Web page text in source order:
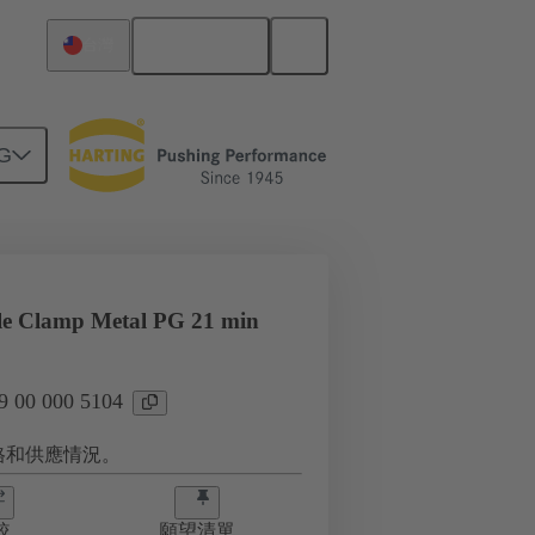
Clamp Metal PG 21 min
00 000 5104
供應情況。
願望清單